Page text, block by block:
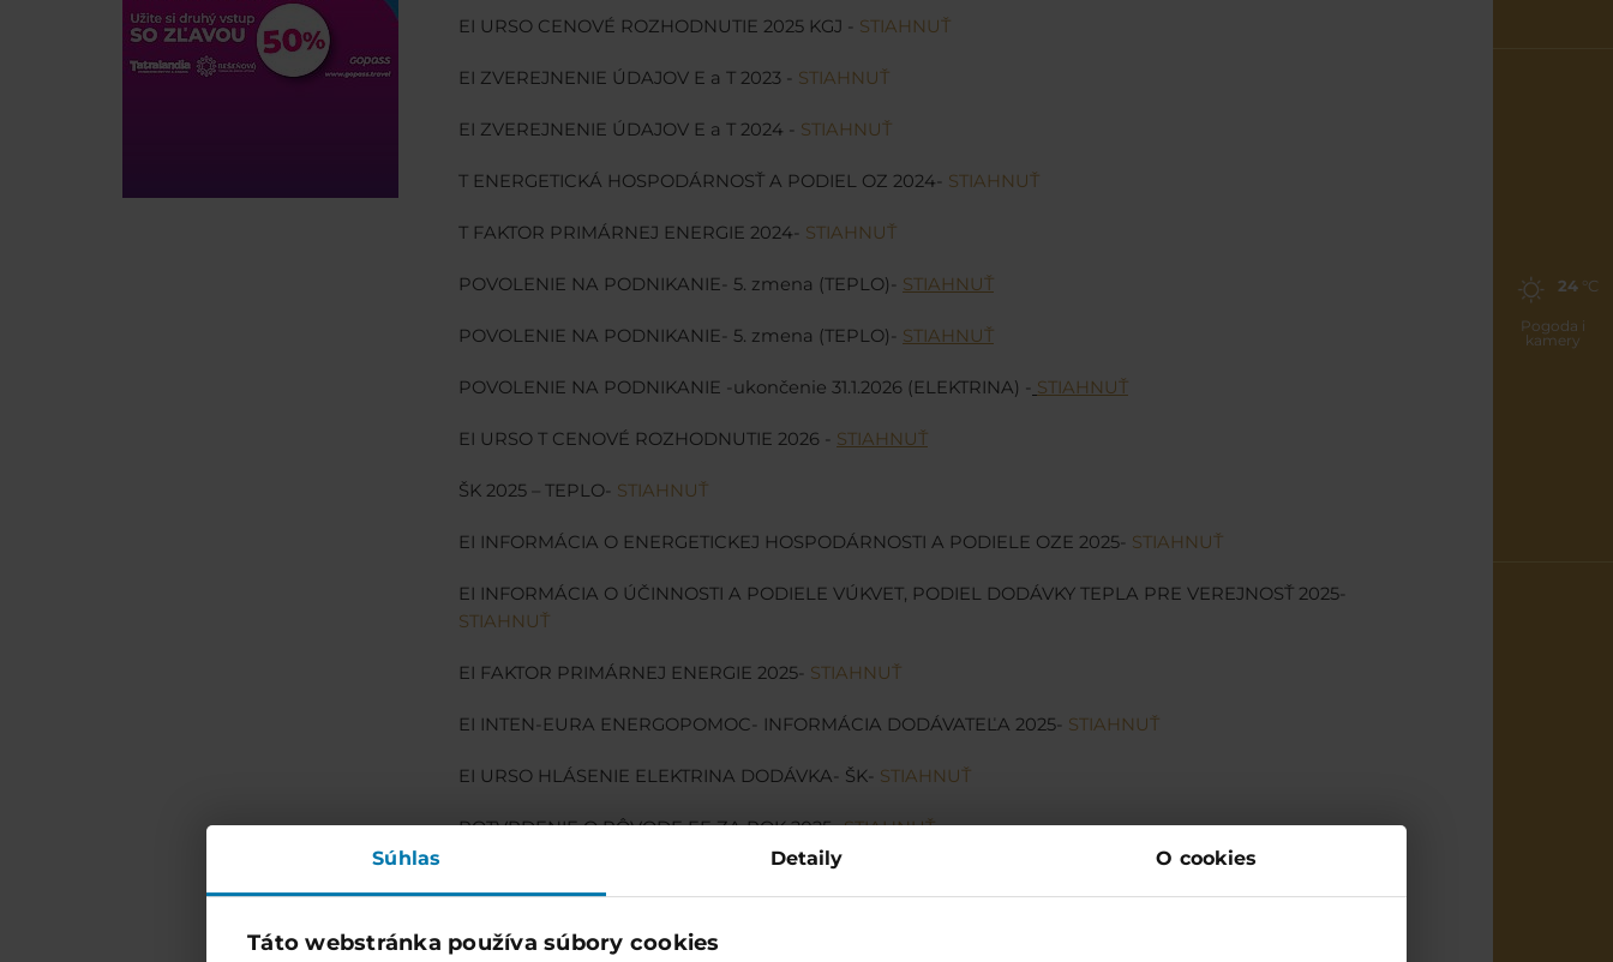
Súhlas Detaily O cookies
Táto webstránka používa súbory cookies
24°C
Pogoda i
kamery
EI URSO CENOVÉ ROZHODNUTIE 2025 KGJ - STIAHNUŤ
EI ZVEREJNENIE ÚDAJOV E a T 2023 - STIAHNUŤ
EI ZVEREJNENIE ÚDAJOV E a T 2024 - STIAHNUŤ
T ENERGETICKÁ HOSPODÁRNOSŤ A PODIEL OZ 2024- STIAHNUŤ
T FAKTOR PRIMÁRNEJ ENERGIE 2024- STIAHNUŤ
POVOLENIE NA PODNIKANIE- 5. zmena (TEPLO)- STIAHNUŤ
POVOLENIE NA PODNIKANIE- 5. zmena (TEPLO)- STIAHNUŤ
POVOLENIE NA PODNIKANIE -ukončenie 31.1.2026 (ELEKTRINA) - STIAHNUŤ
EI URSO T CENOVÉ ROZHODNUTIE 2026 - STIAHNUŤ
ŠK 2025 – TEPLO- STIAHNUŤ
EI INFORMÁCIA O ENERGETICKEJ HOSPODÁRNOSTI A PODIELE OZE 2025- STIAHNUŤ
EI INFORMÁCIA O ÚČINNOSTI A PODIELE VÚKVET, PODIEL DODÁVKY TEPLA PRE VEREJNOSŤ 2025-
STIAHNUŤ
EI FAKTOR PRIMÁRNEJ ENERGIE 2025- STIAHNUŤ
EI INTEN-EURA ENERGOPOMOC- INFORMÁCIA DODÁVATEĽA 2025- STIAHNUŤ
EI URSO HLÁSENIE ELEKTRINA DODÁVKA- ŠK- STIAHNUŤ
POTVRDENIE O PÔVODE EE ZA ROK 2025-STIAHNUŤ